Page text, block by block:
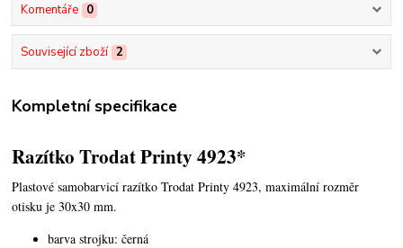
Komentáře 0
Související zboží 2
Kompletní specifikace
Razítko Trodat Printy 4923*
Plastové samobarvicí razítko Trodat Printy 4923,maximální rozměr
otisku je 30x30 mm.
barva strojku: černá